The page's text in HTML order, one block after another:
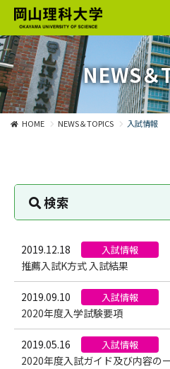
NEWS＆
HOME NEWS＆TOPICS 入試情報
検索
2019.12.18 入試情報
推薦入試K方式 入試結果
2019.09.10 入試情報
2020年度入学試験要項
2019.05.16 入試情報
2020年度入試ガイド及び内容の